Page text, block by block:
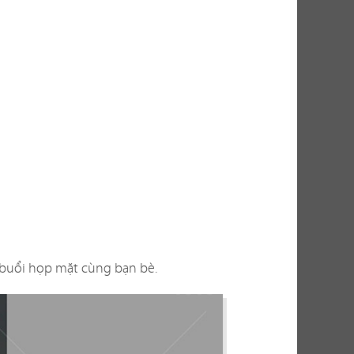
tế, việc
toán không
họp mặt cùng bạn bè.